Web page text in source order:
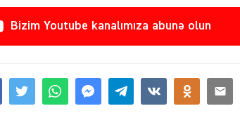
Bizim Youtube kanalımıza abunə olun